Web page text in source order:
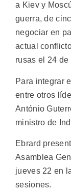
a Kiev y
guerra, de
negociar en
actual
rusas el 24 de
Para integrar
entre otros
António
ministro de
Ebrard
Asamblea
jueves 22 en
sesiones.